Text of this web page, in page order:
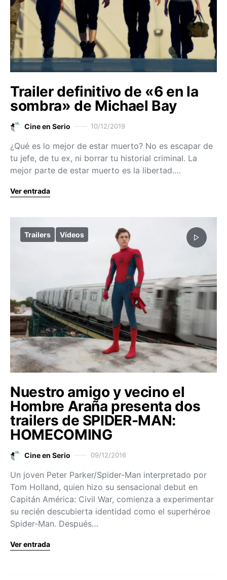
Trailer definitivo de «6 en la
sombra» de Michael Bay
Cine en Serio 10/12/2019
¿Qué es lo mejor de estar muerto? No es escapar de
tu jefe, de tu ex, ni borrar tu historial criminal. La
mejor parte de estar muerto es la libertad.…
Ver entrada
Trailers Vídeos
Nuestro amigo y vecino el
Hombre Araña presenta dos
trailers de SPIDER-MAN:
HOMECOMING
Cine en Serio 09/12/2016
Un joven Peter Parker/Spider-Man interpretado por
Tom Holland, quien hizo su sensacional debut en
Capitán América: Civil War, comienza a experimentar
su recién descubierta identidad como el superhéroe
Spider-Man. Después…
Ver entrada